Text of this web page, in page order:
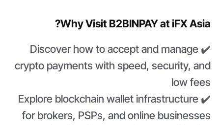
Why Visit B2BINPAY at iFX Asia?
✔️ Discover how to accept and manage
crypto payments with speed, security, and
low fees
✔️ Explore blockchain wallet infrastructure
for brokers, PSPs, and online businesses